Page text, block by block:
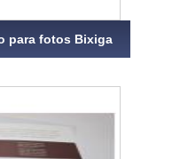
para fotos Bixiga